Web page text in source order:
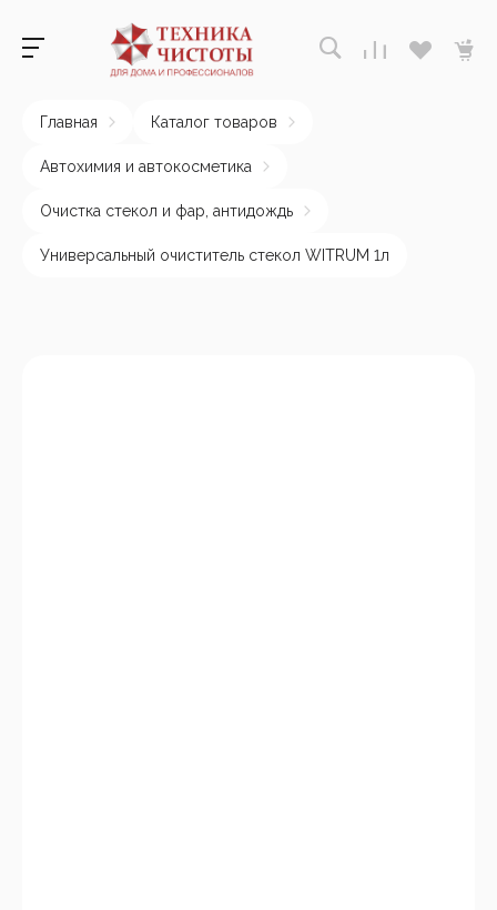
Главная Каталог товаров
Автохимия и автокосметика
Очистка стекол и фар, антидождь
Универсальный очиститель стекол WITRUM 1л